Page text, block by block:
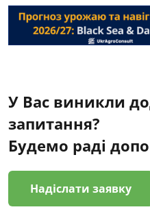
У Вас виникли
запитання?
Будемо раді
Надіслати заявку